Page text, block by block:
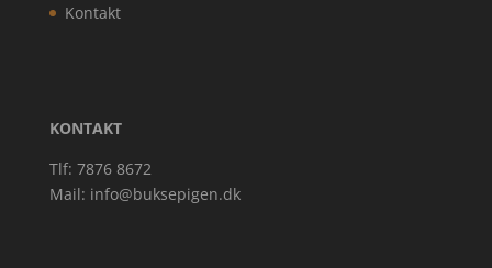
Kontakt
KONTAKT
Tlf: 7876 8672
Mail: info@buksepigen.dk